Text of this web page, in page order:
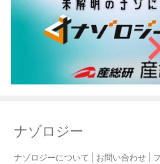
ナゾロジー
ナゾロジーについて お問い合わせ